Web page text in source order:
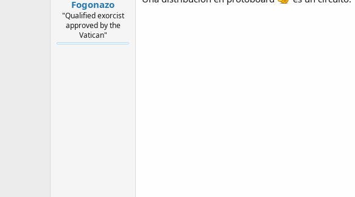
Fogonazo
"Qualified exorcist
approved by the
Vatican"